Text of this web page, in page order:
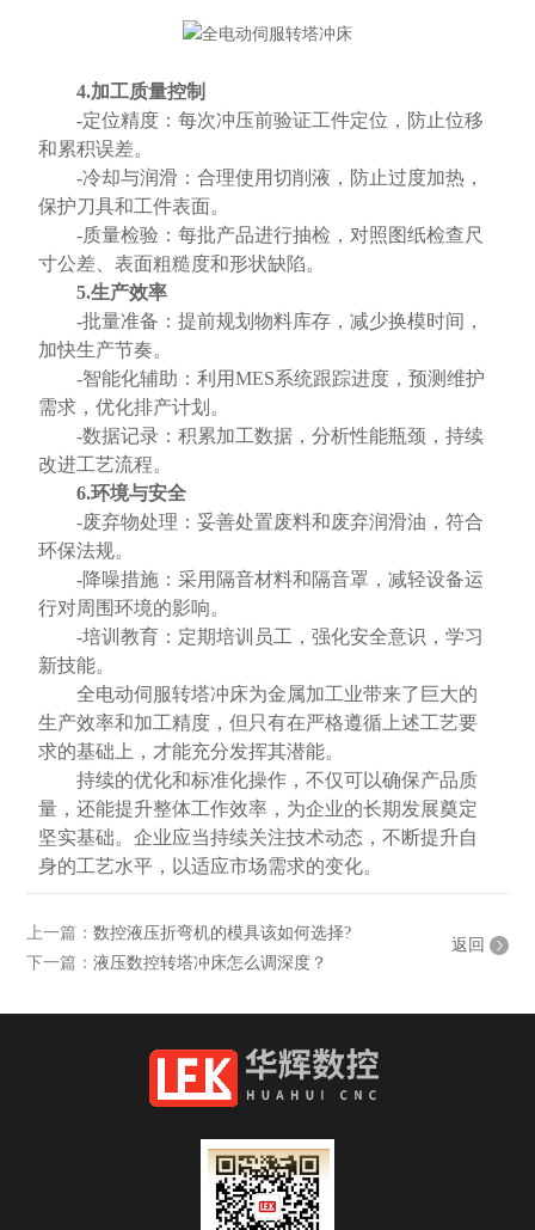
4.加工质量控制
-定位精度：每次冲压前验证工件定位，防止位移
和累积误差。
-冷却与润滑：合理使用切削液，防止过度加热，
保护刀具和工件表面。
-质量检验：每批产品进行抽检，对照图纸检查尺
寸公差、表面粗糙度和形状缺陷。
5.生产效率
-批量准备：提前规划物料库存，减少换模时间，
加快生产节奏。
-智能化辅助：利用MES系统跟踪进度，预测维护
需求，优化排产计划。
-数据记录：积累加工数据，分析性能瓶颈，持续
改进工艺流程。
6.环境与安全
-废弃物处理：妥善处置废料和废弃润滑油，符合
环保法规。
-降噪措施：采用隔音材料和隔音罩，减轻设备运
行对周围环境的影响。
-培训教育：定期培训员工，强化安全意识，学习
新技能。
全电动伺服转塔冲床为金属加工业带来了巨大的
生产效率和加工精度，但只有在严格遵循上述工艺要
求的基础上，才能充分发挥其潜能。
持续的优化和标准化操作，不仅可以确保产品质
量，还能提升整体工作效率，为企业的长期发展奠定
坚实基础。企业应当持续关注技术动态，不断提升自
身的工艺水平，以适应市场需求的变化。
上一篇：数控液压折弯机的模具该如何选择?
下一篇：液压数控转塔冲床怎么调深度？
返回